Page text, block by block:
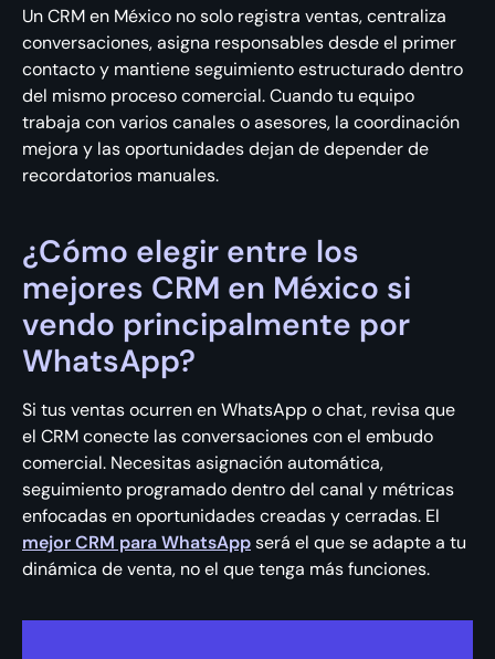
Un CRM en México no solo registra ventas, centraliza
conversaciones, asigna responsables desde el primer
contacto y mantiene seguimiento estructurado dentro
del mismo proceso comercial. Cuando tu equipo
trabaja con varios canales o asesores, la coordinación
mejora y las oportunidades dejan de depender de
recordatorios manuales.
¿Cómo elegir entre los
mejores CRM en México si
vendo principalmente por
WhatsApp?
Si tus ventas ocurren en WhatsApp o chat, revisa que
el CRM conecte las conversaciones con el embudo
comercial. Necesitas asignación automática,
seguimiento programado dentro del canal y métricas
enfocadas en oportunidades creadas y cerradas. El
mejor CRM para WhatsAppserá el que se adapte a tu
dinámica de venta, no el que tenga más funciones.